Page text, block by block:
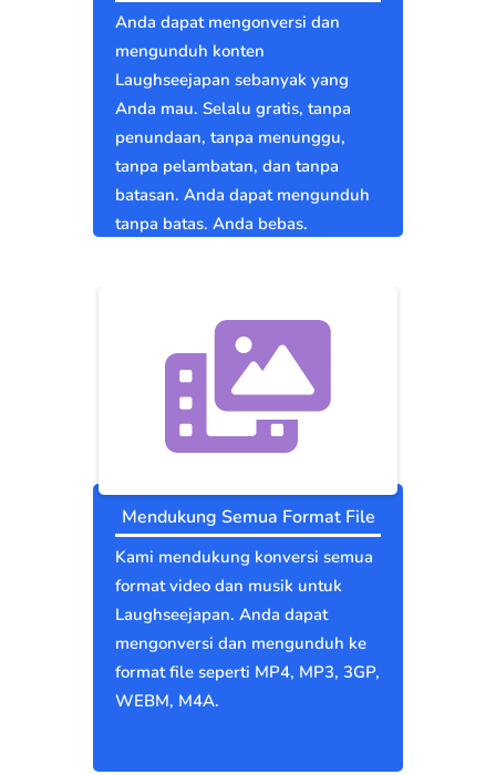
Anda dapat mengonversi dan
mengunduh konten
Laughseejapan sebanyak yang
Anda mau. Selalu gratis, tanpa
penundaan, tanpa menunggu,
tanpa pelambatan, dan tanpa
batasan. Anda dapat mengunduh
tanpa batas. Anda bebas.
Mendukung Semua Format File
Kami mendukung konversi semua
format video dan musik untuk
Laughseejapan. Anda dapat
mengonversi dan mengunduh ke
format file seperti MP4, MP3, 3GP,
WEBM, M4A.